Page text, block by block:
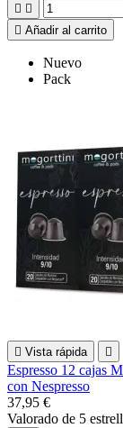
 
 Añadir al carrito
Nuevo
Pack
 Vista rápida 
Espresso 12 cajas
con Nespresso
37,95 €
Valorado de 5